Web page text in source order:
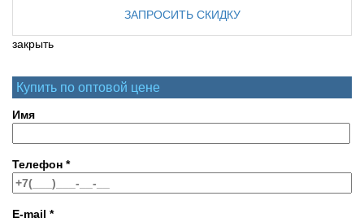
ЗАПРОСИТЬ СКИДКУ
закрыть
Купить по оптовой цене
Имя
Телефон *
E-mail *